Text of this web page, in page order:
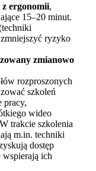
ergonomii,
15–20 minut.
ryzyko
zmianowo
rozproszonych
szkoleń
pracy,
wideo
trakcie szkolenia
m.in. techniki
dostęp
ich